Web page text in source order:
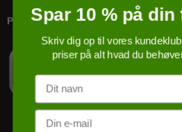
PRICERUNNER KØBSGARANTI
Spar 10 % på
Skriv dig op til vores
priser på alt hvad du
Navn
Email